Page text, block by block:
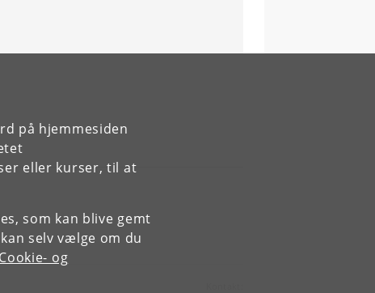
på hjemmesiden
eller kurser, til at
som kan blive gemt
selv vælge om du
Cookie- og
Universitet
in
og klinisk
Nordisk
Københavns
and Care
Hospital og